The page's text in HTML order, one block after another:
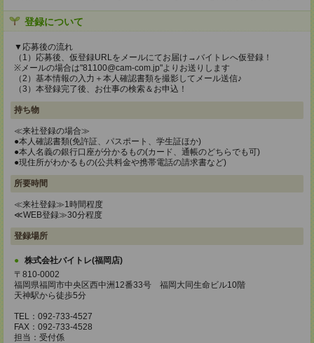
登録について
▼応募後の流れ
（1）応募後、仮登録URLをメールにてお届け→バイトレへ仮登録！
※メールの場合は"81100@cam-com.jp"よりお送りします
（2）基本情報の入力＋本人確認書類を撮影してメール送信♪
（3）本登録完了後、お仕事の検索＆お申込！
持ち物
≪来社登録の場合≫
●本人確認書類(免許証、パスポート、学生証ほか)
●本人名義の銀行口座が分かるもの(カード、通帳のどちらでも可)
●現住所がわかるもの(公共料金や携帯電話の請求書など)
所要時間
≪来社登録≫1時間程度
≪WEB登録≫30分程度
登録場所
株式会社バイトレ(福岡店)
〒810-0002
福岡県福岡市中央区西中洲12番33号 福岡大同生命ビル10階
天神駅から徒歩5分
TEL：092-733-4527
FAX：092-733-4528
担当：受付係